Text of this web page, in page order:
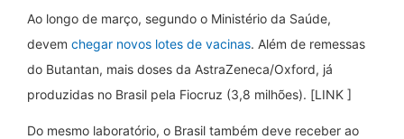
Ao longo de março, segundo o Ministério da Saúde,
devem chegar novos lotes de vacinas. Além de remessas
do Butantan, mais doses da AstraZeneca/Oxford, já
produzidas no Brasil pela Fiocruz (3,8 milhões). [LINK ]
Do mesmo laboratório, o Brasil também deve receber ao